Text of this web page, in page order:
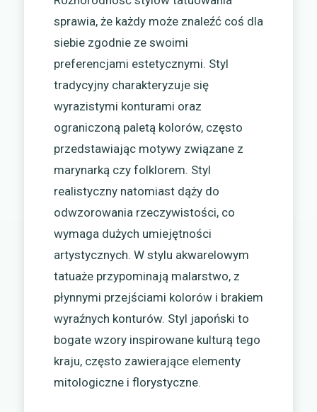
sprawia, że każdy może znaleźć coś dla
siebie zgodnie ze swoimi
preferencjami estetycznymi. Styl
tradycyjny charakteryzuje się
wyrazistymi konturami oraz
ograniczoną paletą kolorów, często
przedstawiając motywy związane z
marynarką czy folklorem. Styl
realistyczny natomiast dąży do
odwzorowania rzeczywistości, co
wymaga dużych umiejętności
artystycznych. W stylu akwarelowym
tatuaże przypominają malarstwo, z
płynnymi przejściami kolorów i brakiem
wyraźnych konturów. Styl japoński to
bogate wzory inspirowane kulturą tego
kraju, często zawierające elementy
mitologiczne i florystyczne.